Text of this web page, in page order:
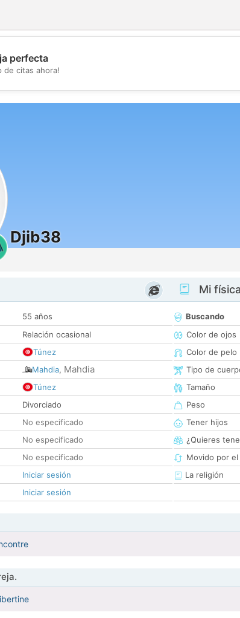
perfecta
de citas ahora!
Djib38
55 años
Relación ocasional
Túnez
Mahdia, Mahdia
Túnez
Divorciado
No especificado
No especificado
No especificado
Iniciar sesión
Iniciar sesión
Mi
Buscando
Color de ojos
Color de pelo
Tipo de
Tamaño
Peso
Tener hijos
¿Quieres
Movido por el
La religión